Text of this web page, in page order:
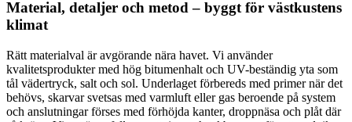
Material, detaljer och metod – byggt för västkustens
klimat
Rätt materialval är avgörande nära havet. Vi använder
kvalitetsprodukter med hög bitumenhalt och UV-beständig yta som
tål vädertryck, salt och sol. Underlaget förbereds med primer när det
behövs, skarvar svetsas med varmluft eller gas beroende på system
och anslutningar förses med förhöjda kanter, droppnäsa och plåt där